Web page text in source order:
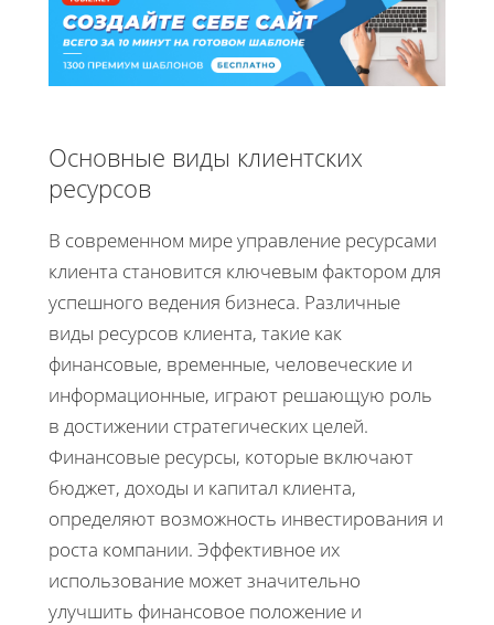
Основные виды клиентских
ресурсов
В современном мире управление ресурсами
клиента становится ключевым фактором для
успешного ведения бизнеса. Различные
виды ресурсов клиента, такие как
финансовые, временные, человеческие и
информационные, играют решающую роль
в достижении стратегических целей.
Финансовые ресурсы, которые включают
бюджет, доходы и капитал клиента,
определяют возможность инвестирования и
роста компании. Эффективное их
использование может значительно
улучшить финансовое положение и